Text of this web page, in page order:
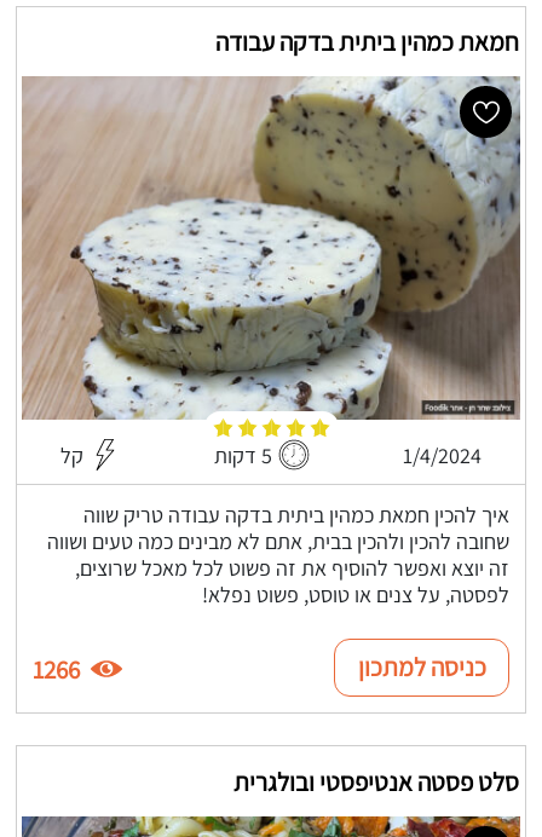
חמאת כמהין ביתית בדקה עבודה
1/4/2024 5 דקות קל
איך להכין חמאת כמהין ביתית בדקה עבודה טריק שווה
שחובה להכין ולהכין בבית, אתם לא מבינים כמה טעים ושווה
זה יוצא ואפשר להוסיף את זה פשוט לכל מאכל שרוצים,
לפסטה, על צנים או טוסט, פשוט נפלא!
כניסה למתכון 1266
סלט פסטה אנטיפסטי ובולגרית